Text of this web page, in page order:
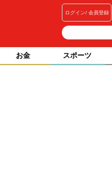
ログイン 会員登録
お金 スポーツ